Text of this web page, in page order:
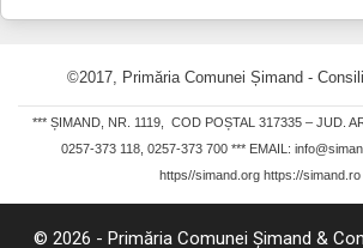
©2017, Primăria Comunei Șimand -
*** ȘIMAND, NR. 1119, COD POȘTAL 317335 – JUD.
0257-373 118, 0257-373 700 *** EMAIL:
https//simand.org https://simand.ro
© 2026 - Primăria Comunei Șimand &